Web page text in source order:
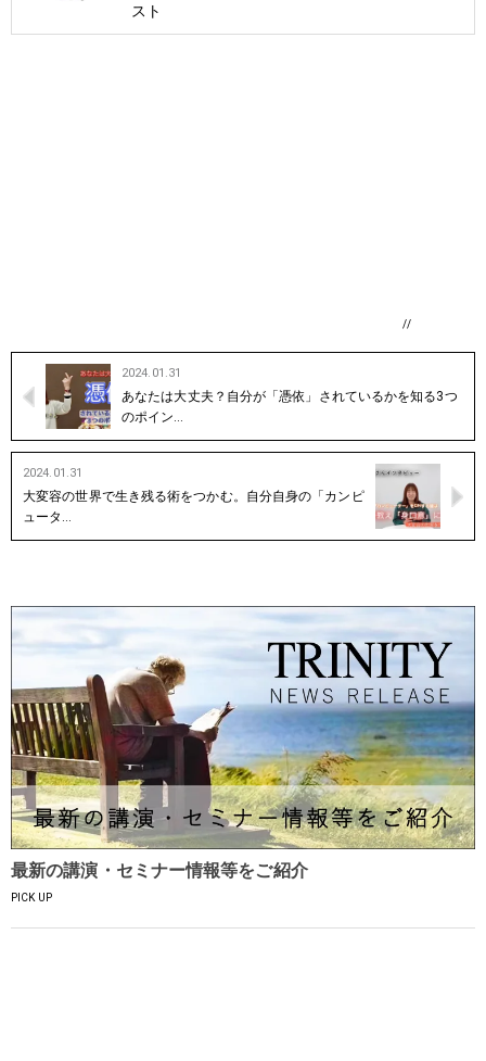
スト
//
2024.01.31
あなたは大丈夫？自分が「憑依」されているかを知る3つ
のポイン…
2024.01.31
大変容の世界で生き残る術をつかむ。自分自身の「カンピ
ュータ…
最新の講演・セミナー情報等をご紹介
PICK UP